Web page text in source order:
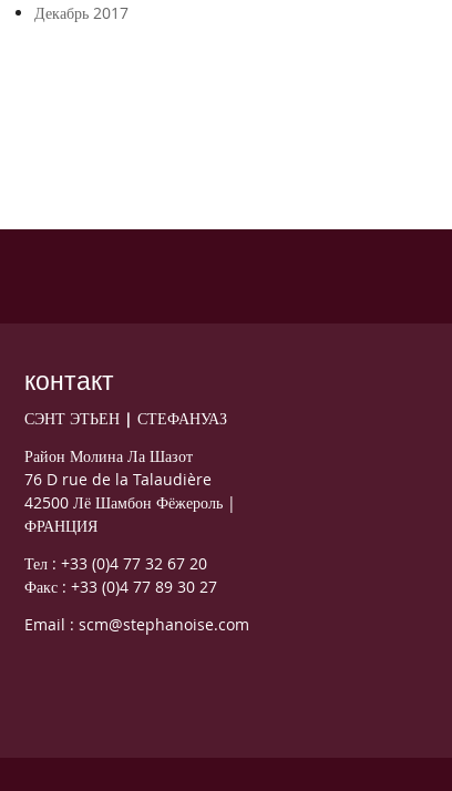
Декабрь 2017
контакт
СЭНТ ЭТЬЕН | СТЕФАНУАЗ
Район Молина Ла Шазот
76 D rue de la Talaudière
42500 Лё Шамбон Фёжероль |
ФРАНЦИЯ
Тел : +33 (0)4 77 32 67 20
Факс : +33 (0)4 77 89 30 27
Email : scm@stephanoise.com